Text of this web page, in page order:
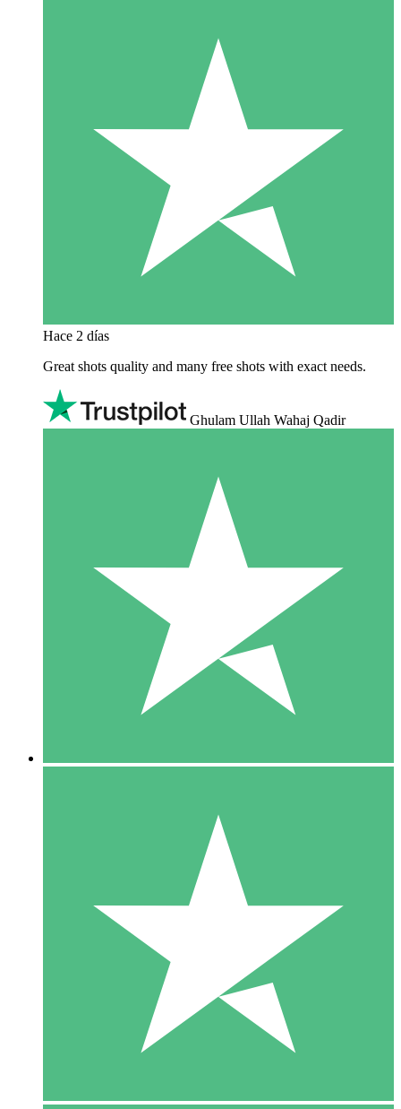
Hace 2 días
Great shots quality and many free shots with exact needs.
Ghulam Ullah Wahaj Qadir